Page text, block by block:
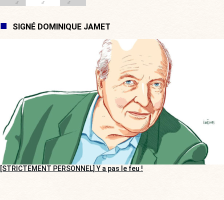
SIGNÉ DOMINIQUE JAMET
[STRICTEMENT PERSONNEL] Y a pas le feu !